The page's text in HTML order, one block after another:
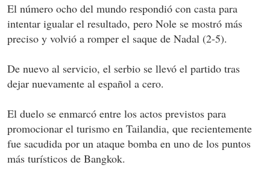
El número ocho del mundo respondió con casta para
intentar igualar el resultado, pero Nole se mostró más
preciso y volvió a romper el saque de Nadal (2-5).
De nuevo al servicio, el serbio se llevó el partido tras
dejar nuevamente al español a cero.
El duelo se enmarcó entre los actos previstos para
promocionar el turismo en Tailandia, que recientemente
fue sacudida por un ataque bomba en uno de los puntos
más turísticos de Bangkok.